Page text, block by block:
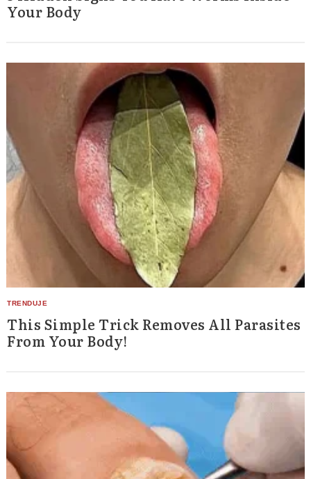
Your Body
This Simple Trick Removes All Parasites
From Your Body!